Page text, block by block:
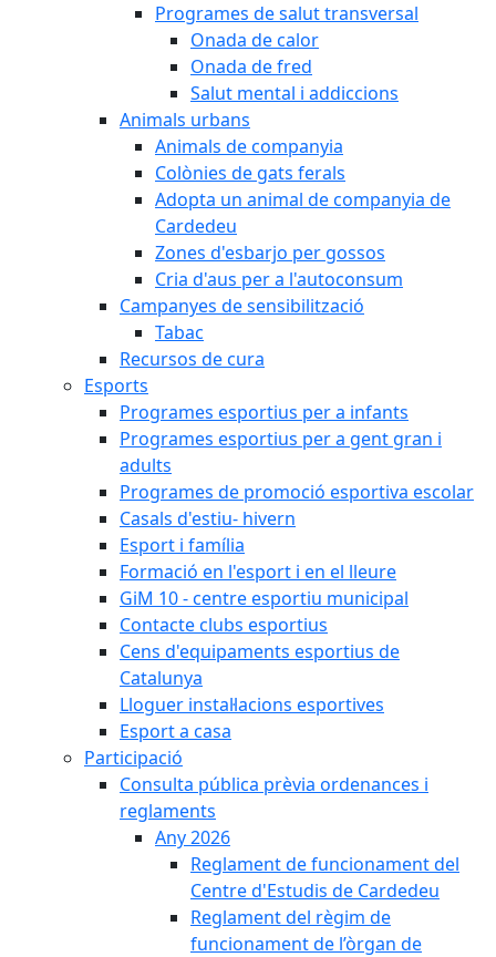
Programes de salut transversal
Onada de calor
Onada de fred
Salut mental i addiccions
Animals urbans
Animals de companyia
Colònies de gats ferals
Adopta un animal de companyia de
Cardedeu
Zones d'esbarjo per gossos
Cria d'aus per a l'autoconsum
Campanyes de sensibilització
Tabac
Recursos de cura
Esports
Programes esportius per a infants
Programes esportius per a gent gran i
adults
Programes de promoció esportiva escolar
Casals d'estiu- hivern
Esport i família
Formació en l'esport i en el lleure
GiM 10 - centre esportiu municipal
Contacte clubs esportius
Cens d'equipaments esportius de
Catalunya
Lloguer instal·lacions esportives
Esport a casa
Participació
Consulta pública prèvia ordenances i
reglaments
Any 2026
Reglament de funcionament del
Centre d'Estudis de Cardedeu
Reglament del règim de
funcionament de l’òrgan de